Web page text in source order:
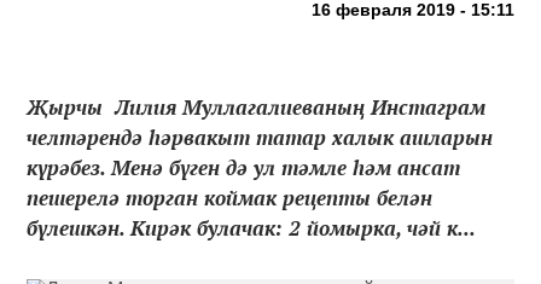
16 февраля 2019 - 15:11
Җырчы Лилия Муллагалиеваның Инстаграм
челтәрендә һәрвакыт татар халык ашларын
күрәбез. Менә бүген дә ул тәмле һәм ансат
пешерелә торган коймак рецепты белән
бүлешкән. Кирәк булачак: 2 йомырка, чәй к...